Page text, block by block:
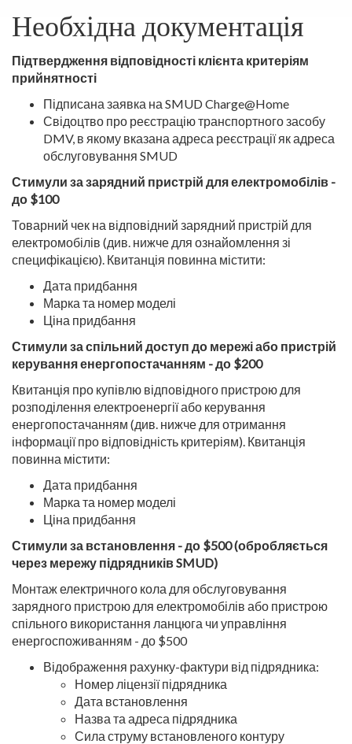
Необхідна документація
Підтвердження відповідності клієнта критеріям
прийнятності
Підписана заявка на SMUD Charge@Home
Свідоцтво про реєстрацію транспортного засобу
DMV, в якому вказана адреса реєстрації як адреса
обслуговування SMUD
Стимули за зарядний пристрій для електромобілів -
до $100
Товарний чек на відповідний зарядний пристрій для
електромобілів (див. нижче для ознайомлення зі
специфікацією). Квитанція повинна містити:
Дата придбання
Марка та номер моделі
Ціна придбання
Стимули за спільний доступ до мережі або пристрій
керування енергопостачанням - до $200
Квитанція про купівлю відповідного пристрою для
розподілення електроенергії або керування
енергопостачанням (див. нижче для отримання
інформації про відповідність критеріям). Квитанція
повинна містити:
Дата придбання
Марка та номер моделі
Ціна придбання
Стимули за встановлення - до $500 (обробляється
через мережу підрядників SMUD)
Монтаж електричного кола для обслуговування
зарядного пристрою для електромобілів або пристрою
спільного використання ланцюга чи управління
енергоспоживанням - до $500
Відображення рахунку-фактури від підрядника:
Номер ліцензії підрядника
Дата встановлення
Назва та адреса підрядника
Сила струму встановленого контуру